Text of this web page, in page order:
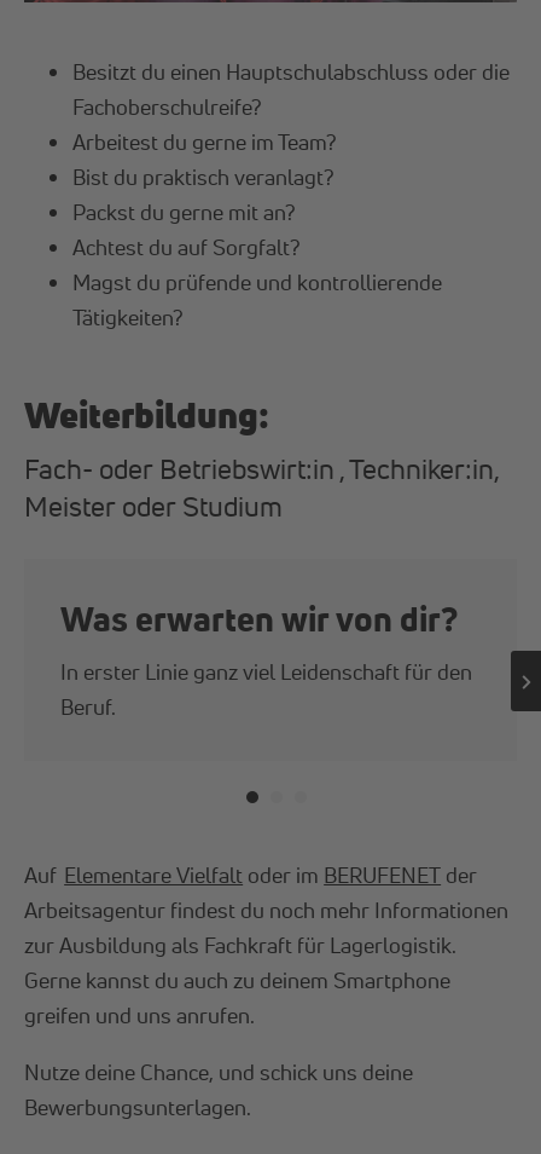
Besitzt du einen Hauptschulabschluss oder die
Fachoberschulreife?
Arbeitest du gerne im Team?
Bist du praktisch veranlagt?
Packst du gerne mit an?
Achtest du auf Sorgfalt?
Magst du prüfende und kontrollierende
Tätigkeiten?
Weiterbildung:
Fach- oder Betriebswirt:in , Techniker:in,
Meister oder Studium
Was erwarten wir von dir?
In erster Linie ganz viel Leidenschaft für den
Beruf.
Auf Elementare Vielfalt oder im BERUFENET der
Arbeitsagentur findest du noch mehr Informationen
zur Ausbildung als Fachkraft für Lagerlogistik.
Gerne kannst du auch zu deinem Smartphone
greifen und uns anrufen.
Nutze deine Chance, und schick uns deine
Bewerbungsunterlagen.